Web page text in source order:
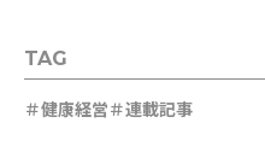
TAG
健康経営 連載記事